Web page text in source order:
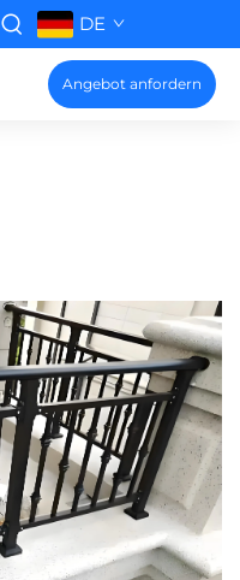
DE
Angebot anfordern